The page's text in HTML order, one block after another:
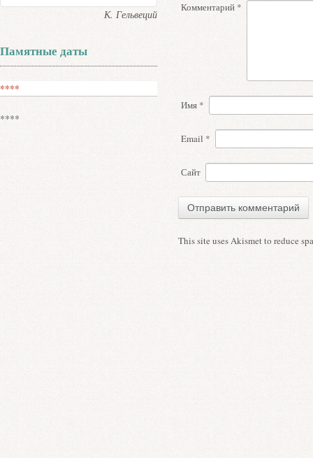
Комментарий *
Имя *
Email *
Сайт
This site uses Akismet to reduce
К. Гельвеций
Памятные даты
****
****